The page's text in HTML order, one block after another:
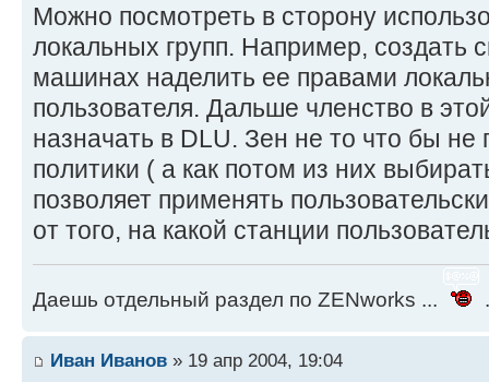
Можно посмотреть в сторону
локальных групп. Например, создать
машинах наделить ее правами
пользователя. Дальше членство в
назначать в DLU. Зен не то что бы не
политики ( а как потом из них
позволяет применять
от того, на какой станции
Даешь отдельный раздел по ZENworks ...
Иван Иванов » 19 апр 2004, 19:04